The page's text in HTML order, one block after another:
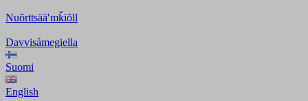
Nuõrttsääʹmǩiõll
Davvisámegiella
Suomi
English